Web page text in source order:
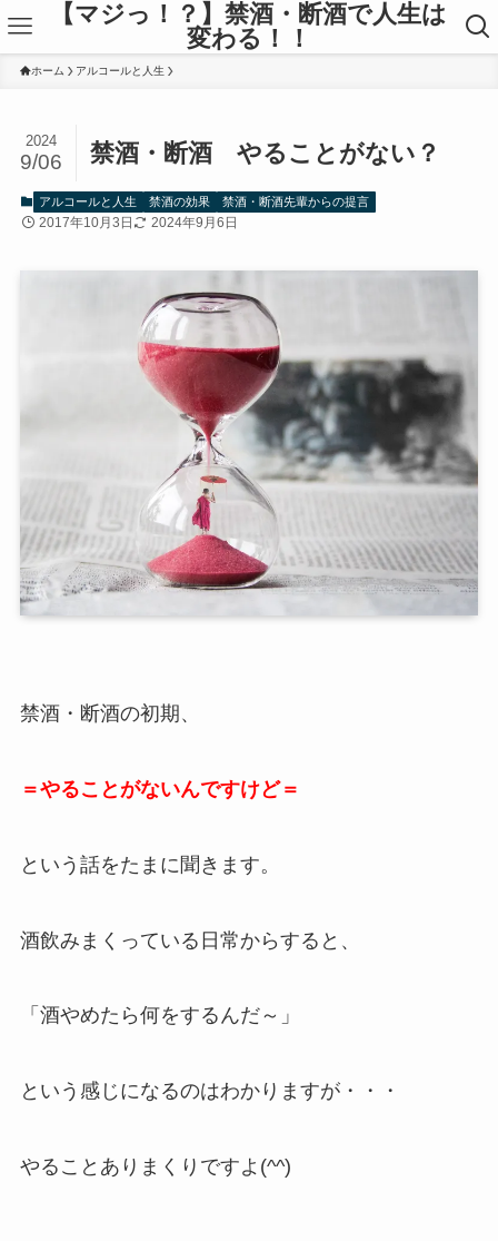
【マジっ！？】禁酒・断酒で人生は
変わる！！
ホーム アルコールと人生
禁酒・断酒 やることがない？
2024
9/06
アルコールと人生 禁酒の効果 禁酒・断酒先輩からの提言
2017年10月3日 2024年9月6日
禁酒・断酒の初期、
＝やることがないんですけど＝
という話をたまに聞きます。
酒飲みまくっている日常からすると、
「酒やめたら何をするんだ～」
という感じになるのはわかりますが・・・
やることありまくりですよ(^^)